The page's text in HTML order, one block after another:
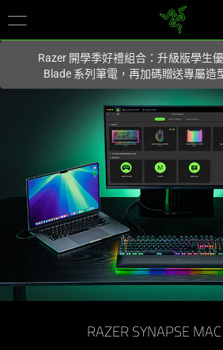
的網站.
Razer 開學季好禮組合：升級版學生
Blade 系列筆電，再加碼贈送專屬造
RAZER SYNAPSE